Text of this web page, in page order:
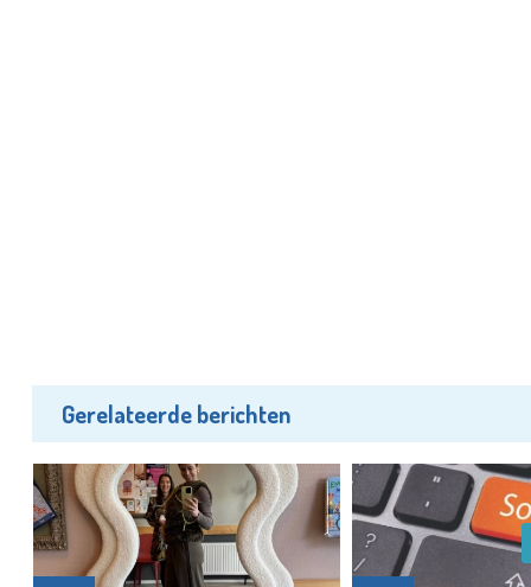
Gerelateerde berichten